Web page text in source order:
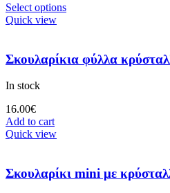
Select options
Quick view
Σκουλαρίκια φύλλα
In stock
16.00€
Add to cart
Quick view
Σκουλαρίκι mini με